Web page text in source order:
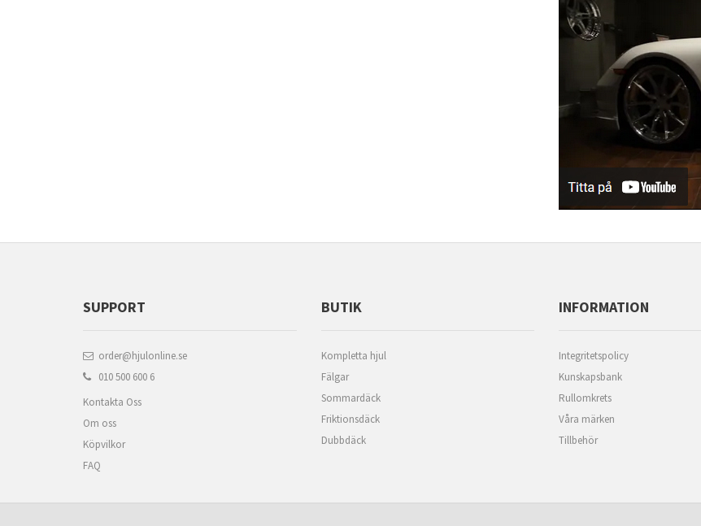
SUPPORT
order@hjulonline.se
010 500 600 6
Kontakta Oss
Om oss
Köpvilkor
FAQ
BUTIK
Kompletta hjul
Fälgar
Sommardäck
Friktionsdäck
Dubbdäck
INFORMATION
Integritetspolicy
Kunskapsbank
Rullomkrets
Våra märken
Tillbehör